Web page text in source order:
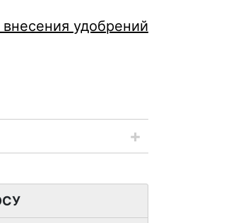
удобрений
доступа, габаритные
Kолеса